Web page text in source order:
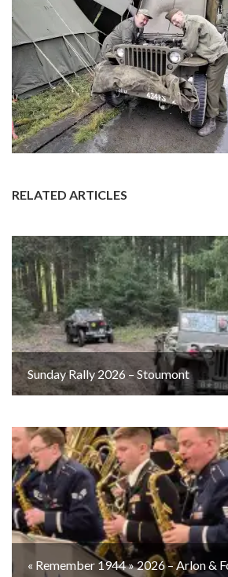
RELATED ARTICLES
Sunday Rally 2026 – Stoumont
« Remember 1944 » 2026 – Arlon &